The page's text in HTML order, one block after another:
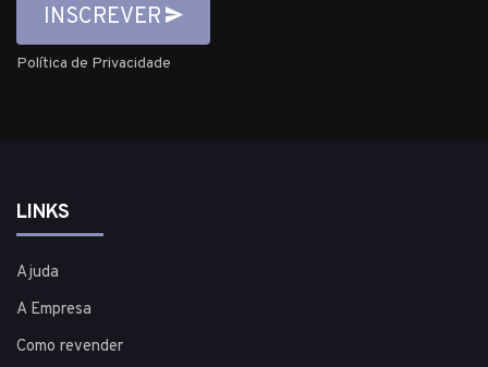
INSCREVER
Política de Privacidade
LINKS
Ajuda
A Empresa
Como revender